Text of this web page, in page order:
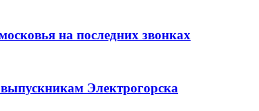
на последних звонках
Электрогорска